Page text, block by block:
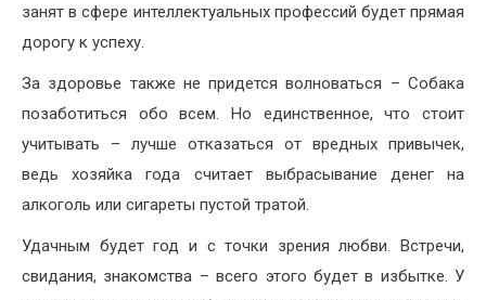
занят в сфере интеллектуальных профессий будет прямая
дорогу к успеху.
За здоровье также не придется волноваться – Собака
позаботиться обо всем. Но единственное, что стоит
учитывать – лучше отказаться от вредных привычек,
ведь хозяйка года считает выбрасывание денег на
алкоголь или сигареты пустой тратой.
Удачным будет год и с точки зрения любви. Встречи,
свидания, знакомства – всего этого будет в избытке. У